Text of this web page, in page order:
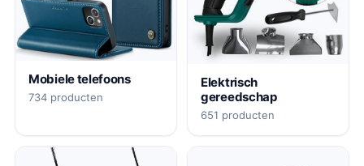
Mobiele telefoons
734 producten
Elektrisch
gereedschap
651 producten